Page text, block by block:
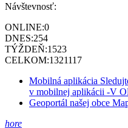
Návštevnosť:
ONLINE:0
DNES:254
TÝŽDEŇ:1523
CELKOM:1321117
Mobilná aplikácia
v mobilnej aplikácii -V
Geoportál našej obce
hore